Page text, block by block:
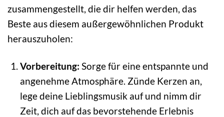
zusammengestellt, die dir helfen werden, das
Beste aus diesem außergewöhnlichen Produkt
herauszuholen:
Vorbereitung: Sorge für eine entspannte und
angenehme Atmosphäre. Zünde Kerzen an,
lege deine Lieblingsmusik auf und nimm dir
Zeit, dich auf das bevorstehende Erlebnis